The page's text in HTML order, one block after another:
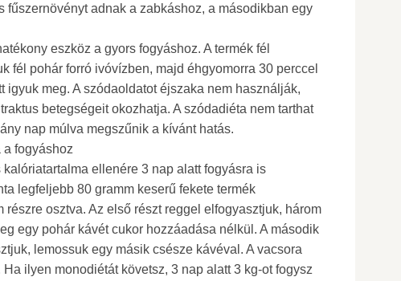
fűszernövényt adnak a zabkáshoz, a másodikban egy
eszköz a gyors fogyáshoz. A termék fél
fél pohár forró ivóvízben, majd éhgyomorra 30 perccel
igyuk meg. A szódaoldatot éjszaka nem használják,
betegségeit okozhatja. A szódadiéta nem tarthat
nap múlva megszűnik a kívánt hatás.
a fogyáshoz
ellenére 3 nap alatt fogyásra is
legfeljebb 80 gramm keserű fekete termék
részre osztva. Az első részt reggel elfogyasztjuk, három
egy pohár kávét cukor hozzáadása nélkül. A második
lemossuk egy másik csésze kávéval. A vacsora
ilyen monodiétát követsz, 3 nap alatt 3 kg-ot fogysz